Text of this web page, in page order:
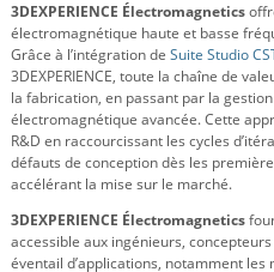
3DEXPERIENCE Électromagnetics
électromagnétique haute et basse
Grâce à l’intégration de Suite Studio
3DEXPERIENCE, toute la chaîne de
la fabrication, en passant par la
électromagnétique avancée. Cette
R&D en raccourcissant les cycles
défauts de conception dès les
accélérant la mise sur le marché.
3DEXPERIENCE Électromagnetics
accessible aux ingénieurs,
éventail d’applications, notamment les